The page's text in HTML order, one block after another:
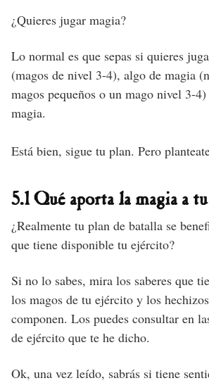
¿Quieres jugar magia?
Lo normal es que sepas si quieres
(magos de nivel 3-4), algo de magia
magos pequeños o un mago nivel 3-
magia.
Está bien, sigue tu plan. Pero
5.1 Qué aporta la magia a
¿Realmente tu plan de batalla se
que tiene disponible tu ejército?
Si no lo sabes, mira los saberes que
los magos de tu ejército y los
componen. Los puedes consultar en
de ejército que te he dicho.
Ok, una vez leído, sabrás si tiene